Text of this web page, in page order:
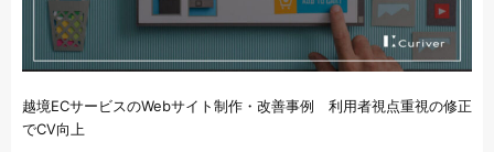
越境ECサービスのWebサイト制作・改善事例 利用者視点重視の修正
でCV向上